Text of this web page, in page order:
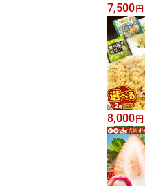
7,500円
8,000円